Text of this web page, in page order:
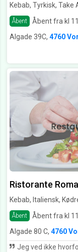
Kebab, Tyrkisk,
Åbent
Åbent fra kl
Algade 39C, 4760
Ristorante
Kebab, Italiensk,
Åbent Åbent fra kl
Algade 80 C, 4760
Jeg ved ikke hvorfor jeg på trods af en afstand på mindre en halvtreds meter fra hvor jeg bor. Ikke har besøgt Roma